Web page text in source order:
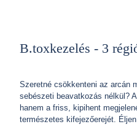
B.toxkezelés - 3
Szeretné csökkenteni az arcán
sebészeti beavatkozás nélkül?
hanem a friss, kipihent
természetes kifejezőerejét.